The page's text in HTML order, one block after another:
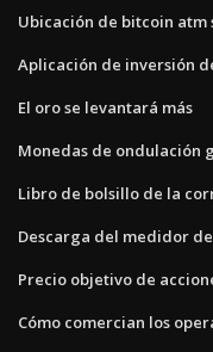
Ubicación de bitcoin atm
Aplicación de inversión
El oro se levantará más
Monedas de ondulación
Libro de bolsillo de la
Descarga del medidor
Precio objetivo de
Cómo comercian los